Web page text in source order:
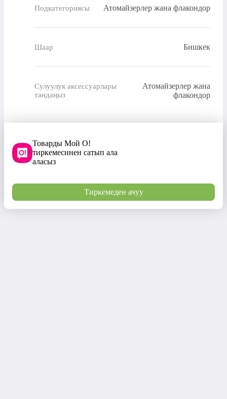
Подкатегориясы Атомайзерлер жана флакондор
Шаар Бишкек
Сулуулук аксессуарлары
тандаңыз
Атомайзерлер жана
флакондор
Товарды Мой О!
тиркемесинен сатып ала
аласыз
Тиркемеден ачуу